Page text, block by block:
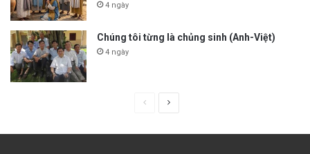
4 ngày
Chúng tôi từng là chủng sinh (Anh-Việt)
4 ngày